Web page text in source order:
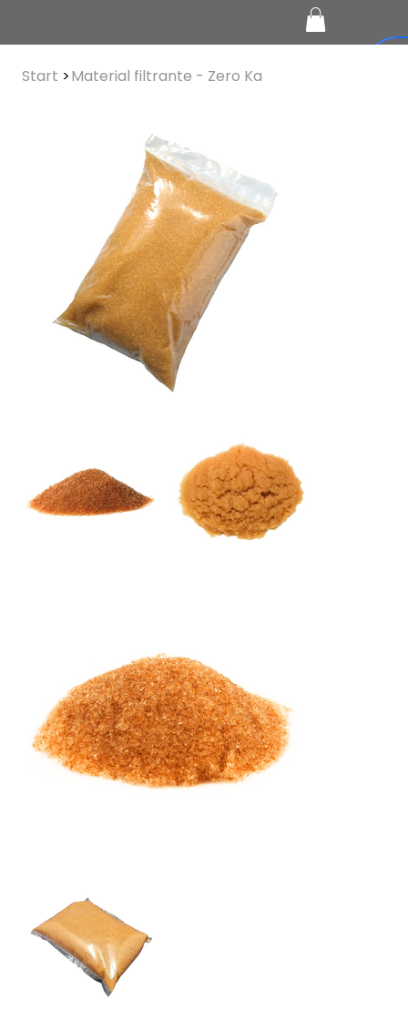
Start >Material filtrante - Zero Ka